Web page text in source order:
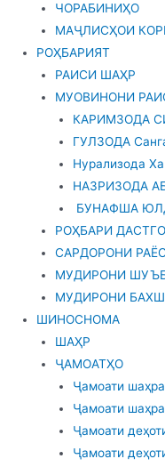
ЧОРАБИНИҲО
МАҶЛИСҲОИ
РОҲБАРИЯТ
РАИСИ ШАҲР
МУОВИНОНИ
КАРИМЗОДА
ГУЛЗОДА
Нурализода
НАЗРИЗОДА
БУНАФША
РОҲБАРИ
САРДОРОНИ
МУДИРОНИ
МУДИРОНИ
ШИНОСНОМА
ШАҲР
ҶАМОАТҲО
Ҷамоати
Ҷамоати
Ҷамоати
Ҷамоати